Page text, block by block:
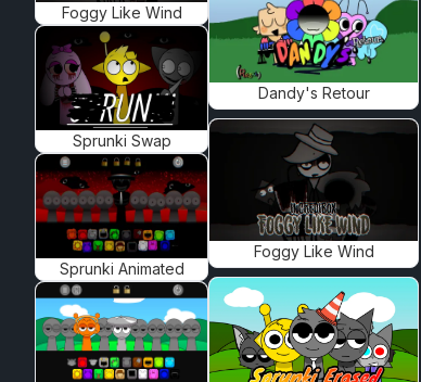
Foggy Like Wind
Sprunki Swap
Sprunki Animated
Dandy's Retour
Foggy Like Wind